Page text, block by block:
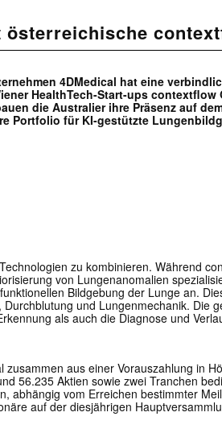
österreichische
4DMedical hat eine
HealthTech-Start-ups contextflow
die Australier ihre Präsenz auf
Portfolio für KI-gestützte
zu kombinieren. Während
von Lungenanomalien
Bildgebung der Lunge an.
und Lungenmechanik. Die
als auch die Diagnose und
zusammen aus einer Vorauszahlung in
56.235 Aktien sowie zwei Tranchen
abhängig vom Erreichen bestimmter
auf der diesjährigen